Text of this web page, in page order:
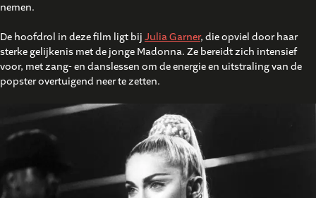
nemen.
De hoofdrol in deze film ligt bij Julia Garner, die opviel door haar
sterke gelijkenis met de jonge Madonna. Ze bereidt zich intensief
voor, met zang- en danslessen om de energie en uitstraling van de
popster overtuigend neer te zetten.